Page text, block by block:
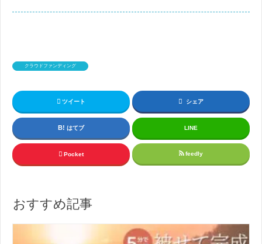
クラウドファンディング
ツイート シェア
はてブ LINE
Pocket feedly
おすすめ記事